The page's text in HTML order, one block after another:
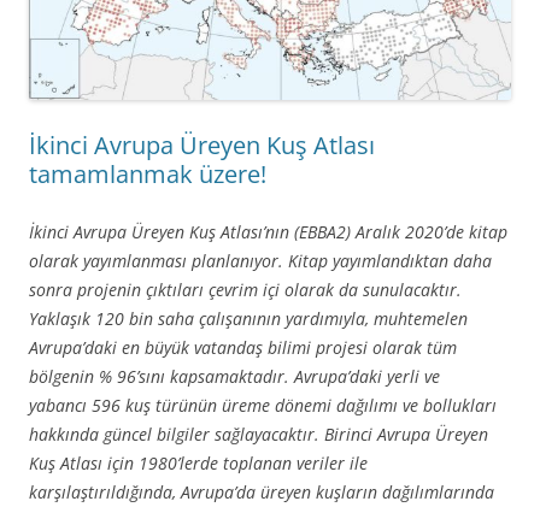
İkinci Avrupa Üreyen Kuş Atlası
tamamlanmak üzere!
İkinci Avrupa Üreyen Kuş Atlası’nın (EBBA2) Aralık 2020’de kitap
olarak yayımlanması planlanıyor. Kitap yayımlandıktan daha
sonra projenin çıktıları çevrim içi olarak da sunulacaktır.
Yaklaşık 120 bin saha çalışanının yardımıyla, muhtemelen
Avrupa’daki en büyük vatandaş bilimi projesi olarak tüm
bölgenin % 96’sını kapsamaktadır. Avrupa’daki yerli ve
yabancı 596 kuş türünün üreme dönemi dağılımı ve bollukları
hakkında güncel bilgiler sağlayacaktır. Birinci Avrupa Üreyen
Kuş Atlası için 1980’lerde toplanan veriler ile
karşılaştırıldığında, Avrupa’da üreyen kuşların dağılımlarında